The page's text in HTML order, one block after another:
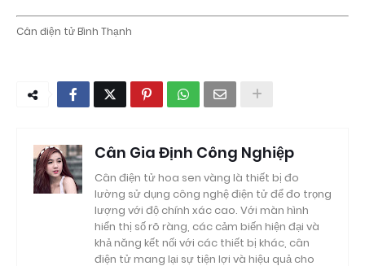
Cân điện tử Bình Thạnh
Cân Gia Định Công Nghiệp
Cân điện tử hoa sen vàng là thiết bị đo
lường sử dụng công nghệ điện tử để đo trọng
lượng với độ chính xác cao. Với màn hình
hiển thị số rõ ràng, các cảm biến hiện đại và
khả năng kết nối với các thiết bị khác, cân
điện tử mang lại sự tiện lợi và hiệu quả cho